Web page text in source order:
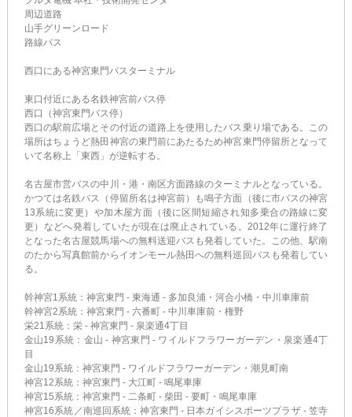
周辺道路
山手グリーンロード
路線バス
西口にある神宮東門バスターミナル
東口付近にある名鉄神宮前バス停
西口（神宮東門バス停）
西口の駅前広場とその付近の道路上を使用したバス乗り場である。この
場所はちょうど熱田神宮の東門前にあたるため神宮東門停留所となって
いて名称上「東西」が逆転する。
名古屋市営バスの中川・港・南区方面路線のターミナルとなっている。
かつては名鉄バス（停留所名は神宮前）も鳴子方面（後に市バスの神宮
13系統に変更）や加木屋方面（後に区間短縮され知多乗合の路線に変
更）などへ発着していたが現在は廃止されている。2012年に運行終了
となった名古屋競馬場への無料送迎バスも発着していた。この他、駅南
のたから写真館前からイオンモール熱田への無料巡回バスも発着してい
る。
幹神宮1系統：神宮東門 - 東海通 - 多加良浦・河合小橋・中川車庫前
幹神宮2系統：神宮東門 - 六番町 - 中川車庫前・権野
栄21系統：栄 - 神宮東門 - 泉楽通4丁目
金山19系統：金山 - 神宮東門 - ワイルドフラワーガーデン・泉楽通4丁
目
金山19系統：神宮東門 - ワイルドフラワーガーデン・潮見町南
神宮12系統：神宮東門 - 大江町 - 鳴尾車庫
神宮15系統：神宮東門 - 二条町 - 柴田 - 要町・鳴尾車庫
神宮16系統／南巡回系統：神宮東門 - 日本ガイシスポーツプラザ - 笠寺